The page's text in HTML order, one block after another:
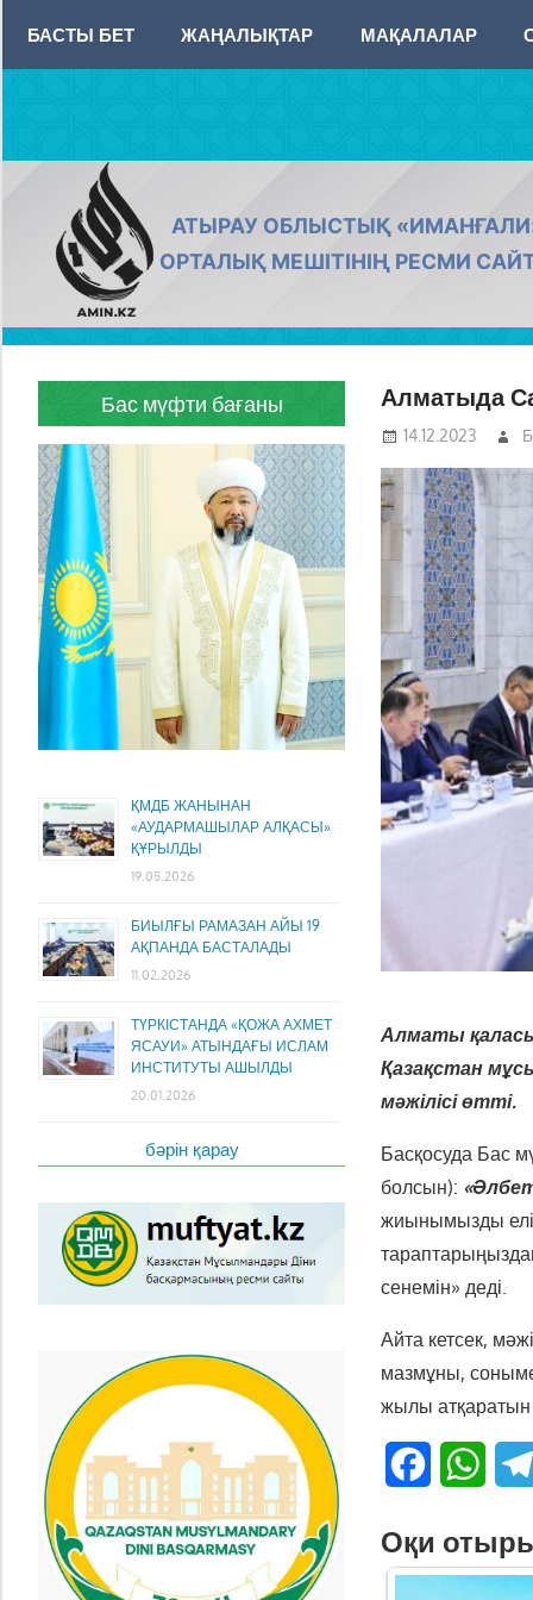
content
БАСТЫ БЕТ ЖАҢАЛЫҚТАР МАҚАЛАЛАР
AMIN.KZ
АТЫРАУ ОБЛЫСТЫҚ
ОРТАЛЫҚ МЕШІТІНІҢ РЕСМИ
Алматыда
14.12.2023
Алматы
Қазақстан
мәжілісі өтті.
Басқосуда Бас
болсын):
жиынымызды
сенемін» деді.
Айта кетсек,
мазмұны,
жылы
Facebook
Оқи
Бас мүфти бағаны
ҚМДБ ЖАНЫНАН
«АУДАРМАШЫЛАР АЛҚАСЫ»
ҚҰРЫЛДЫ
19.05.2026
БИЫЛҒЫ РАМАЗАН АЙЫ 19
АҚПАНДА БАСТАЛАДЫ
11.02.2026
ТҮРКІСТАНДА «ҚОЖА АХМЕТ
ЯСАУИ» АТЫНДАҒЫ ИСЛАМ
ИНСТИТУТЫ АШЫЛДЫ
20.01.2026
бәрін қарау